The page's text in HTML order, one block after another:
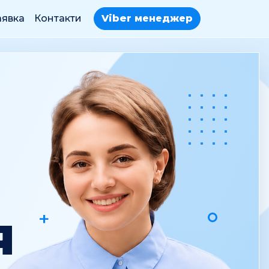
Контакти Viber менеджер
+